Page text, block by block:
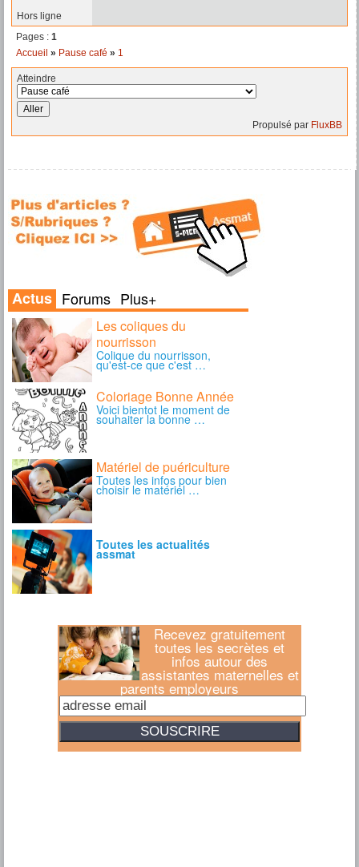
Hors ligne
Pages : 1
Accueil » Pause café » 1
Atteindre
Propulsé par FluxBB
Recevez gratuitement
toutes les secrètes et
infos autour des
assistantes maternelles et
parents employeurs